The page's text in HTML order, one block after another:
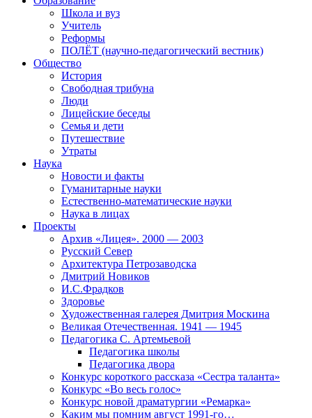
Школа и вуз
Учитель
Реформы
ПОЛЁТ (научно-педагогический вестник)
Общество
История
Свободная трибуна
Люди
Лицейские беседы
Семья и дети
Путешествие
Утраты
Наука
Новости и факты
Гуманитарные науки
Естественно-математические науки
Наука в лицах
Проекты
Архив «Лицея». 2000 — 2003
Русский Север
Архитектура Петрозаводска
Дмитрий Новиков
И.С.Фрадков
Здоровье
Художественная галерея Дмитрия Москина
Великая Отечественная. 1941 — 1945
Педагогика С. Артемьевой
Педагогика школы
Педагогика двора
Конкурс короткого рассказа «Сестра таланта»
Конкурс «Во весь голос»
Конкурс новой драматургии «Ремарка»
Каким мы помним август 1991-го…